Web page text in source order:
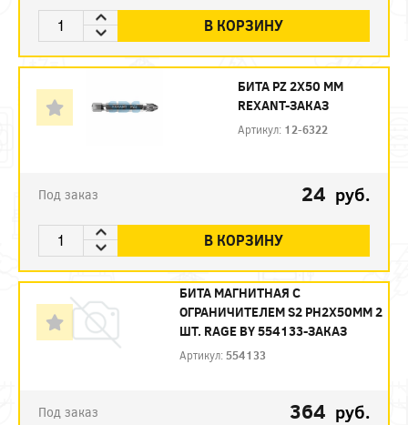
В КОРЗИНУ
БИТА PZ 2X50 ММ
REXANT-ЗАКАЗ
Артикул: 12-6322
Под заказ 24 руб.
В КОРЗИНУ
БИТА МАГНИТНАЯ С
ОГРАНИЧИТЕЛЕМ S2 PH2X50ММ 2
ШТ. RAGE BY 554133-ЗАКАЗ
Артикул: 554133
Под заказ 364 руб.